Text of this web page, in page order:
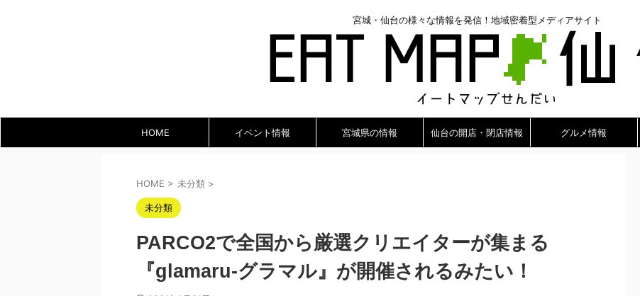
宮城・仙台の様々な情報を発信！地域密着型メディアサイト
HOME イベント情報 宮城県の情報 仙台の開店・閉店情報 グルメ情報
HOME > 未分類 >
未分類
PARCO2で全国から厳選クリエイターが集まる
『glamaru-グラマル』が開催されるみたい！